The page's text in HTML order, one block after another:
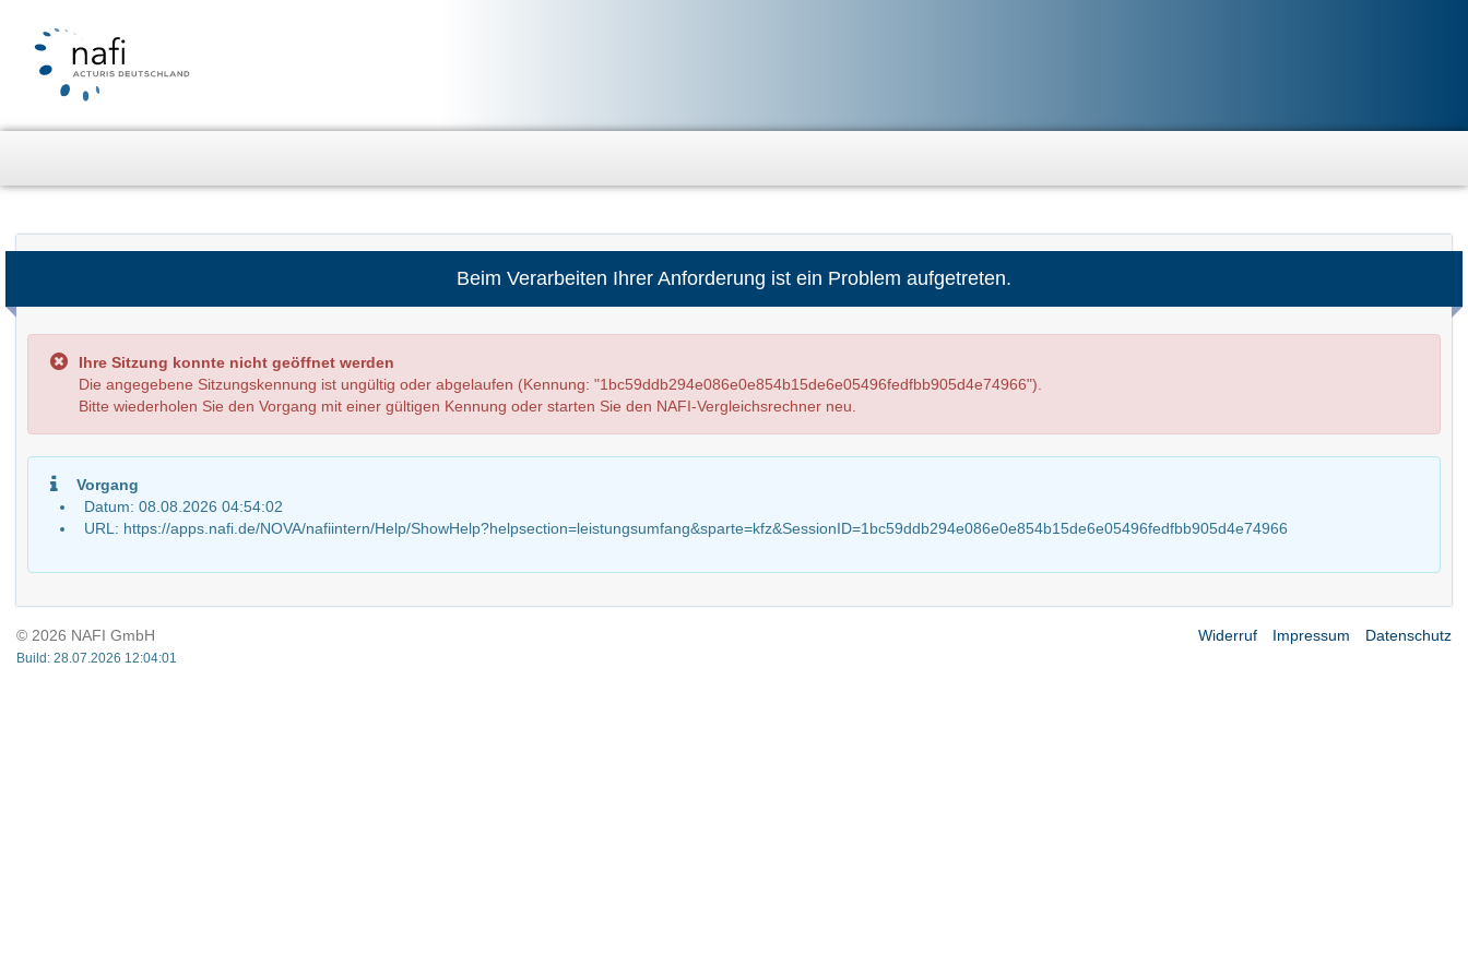
Beim Verarbeiten Ihrer Anforderung ist ein Problem aufgetreten.
Ihre Sitzung konnte nicht geöffnet werden
Die angegebene Sitzungskennung ist ungültig oder abgelaufen (Kennung: "1bc59ddb294e086e0e854b15de6e05496fedfbb905d4e74966").
Bitte wiederholen Sie den Vorgang mit einer gültigen Kennung oder starten Sie den NAFI-Vergleichsrechner neu.
Vorgang
Datum: 08.08.2026 04:54:02
URL: https://apps.nafi.de/NOVA/nafiintern/Help/ShowHelp?helpsection=leistungsumfang&sparte=kfz&SessionID=1bc59ddb294e086e0e854b15de6e05496fedfbb905d4e74966
© 2026 NAFI GmbH
Build: 28.07.2026 12:04:01
Widerruf Impressum Datenschutz